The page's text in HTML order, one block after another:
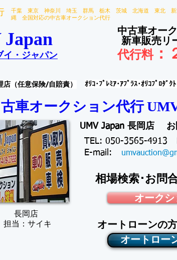
千葉 東京 神奈川 埼玉 群馬 栃木 茨城 北海道 東北
縄 全国対応の中古車オークション代行
イ・ジャパン
中古車オー
新車販売リ
代行料：
（任意保険/自賠責）
ｵﾘｺ･ﾌﾟﾚﾐｱ･ｱﾌﾟﾗｽ･ｵﾘｺﾌﾟﾛﾀﾞ
車オークション代行
長岡店
​担当：サイキ
UMV Japan 長岡店 お
TEL: 050-3565-4913
​E-mail:
相場検索･お問
オーク
オートローンの
オートロー